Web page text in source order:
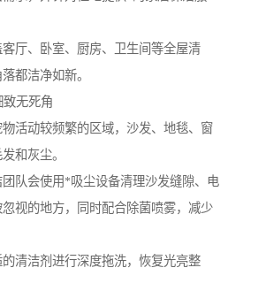
厅、卧室、厨房、卫生间等全屋清
都洁净如新。
致无死角
活动较频繁的区域，沙发、地毯、窗
和灰尘。
队会使用*吸尘设备清理沙发缝隙、电
视的地方，同时配合除菌喷雾，减少
清洁剂进行深度拖洗，恢复光亮整